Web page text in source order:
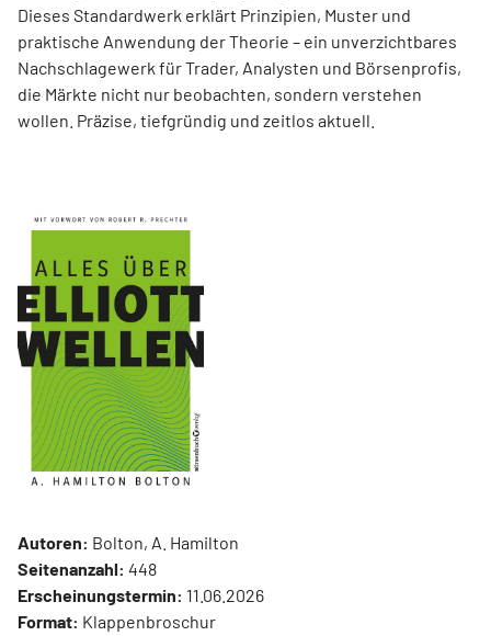
Dieses Standardwerk erklärt Prinzipien, Muster und
praktische Anwendung der Theorie – ein unverzichtbares
Nachschlagewerk für Trader, Analysten und Börsenprofis,
die Märkte nicht nur beobachten, sondern verstehen
wollen. Präzise, tiefgründig und zeitlos aktuell.
Autoren: Bolton, A. Hamilton
Seitenanzahl: 448
Erscheinungstermin: 11.06.2026
Format: Klappenbroschur